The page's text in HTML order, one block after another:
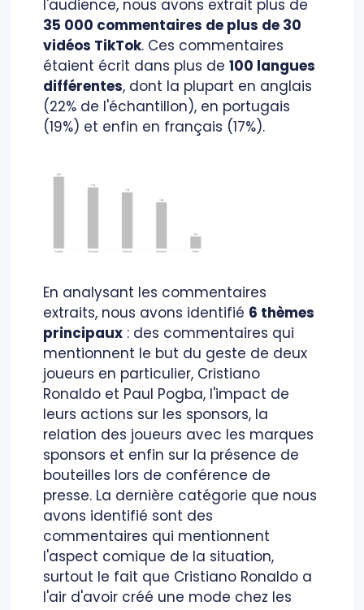
l'audience, nous avons extrait plus de
35 000 commentaires de plus de 30
vidéos TikTok. Ces commentaires
étaient écrit dans plus de100 langues
différentes, dont la plupart en anglais
(22% de l'échantillon), en portugais
(19%) et enfin en français (17%).
En analysant les commentaires
extraits, nous avons identifié 6 thèmes
principaux : des commentaires qui
mentionnent le but du geste de deux
joueurs en particulier, Cristiano
Ronaldo et Paul Pogba, l'impact de
leurs actions sur les sponsors, la
relation des joueurs avec les marques
sponsors et enfin sur la présence de
bouteilles lors de conférence de
presse. La dernière catégorie que nous
avons identifié sont des
commentaires qui mentionnent
l'aspect comique de la situation,
surtout le fait que Cristiano Ronaldo a
l'air d'avoir créé une mode chez les